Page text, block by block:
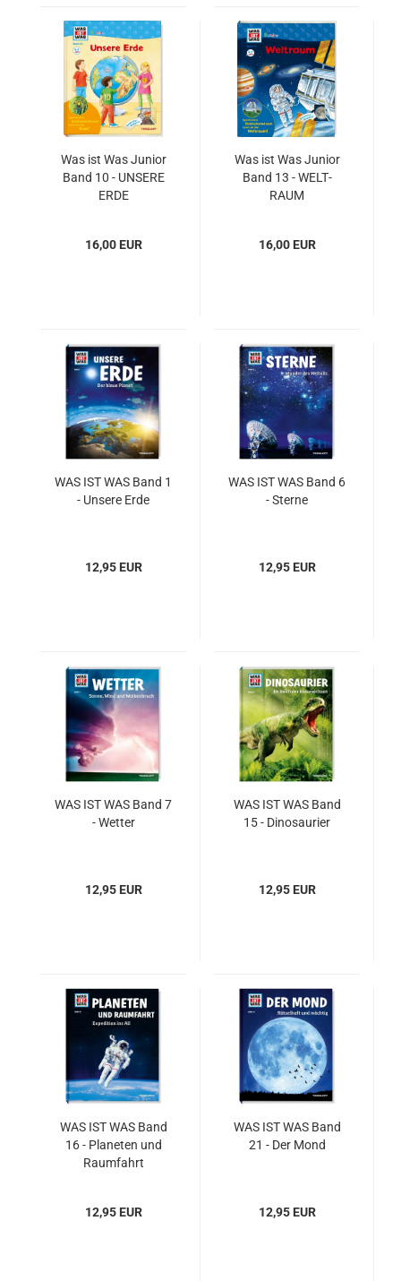
Was ist Was Ju­ni­or
Band 10 - UN­SE­RE
ERDE
16,00 EUR
Was ist Was Ju­ni­or
Band 13 - WELT­
RAUM
16,00 EUR
WAS IST WAS Band 1
- Un­se­re Erde
12,95 EUR
WAS IST WAS Band 6
- Ster­ne
12,95 EUR
WAS IST WAS Band 7
- Wet­ter
12,95 EUR
WAS IST WAS Band
15 - Di­no­sau­ri­er
12,95 EUR
WAS IST WAS Band
16 - Pla­ne­ten und
Raum­fahrt
12,95 EUR
WAS IST WAS Band
21 - Der Mond
12,95 EUR